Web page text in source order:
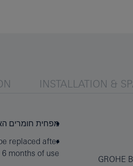
INSTALLATION &
GROHE
מפחית חומרים
replaced after
6 months of use